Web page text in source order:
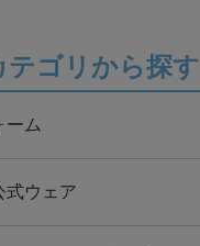
テゴリから探す
ーム
式ウェア